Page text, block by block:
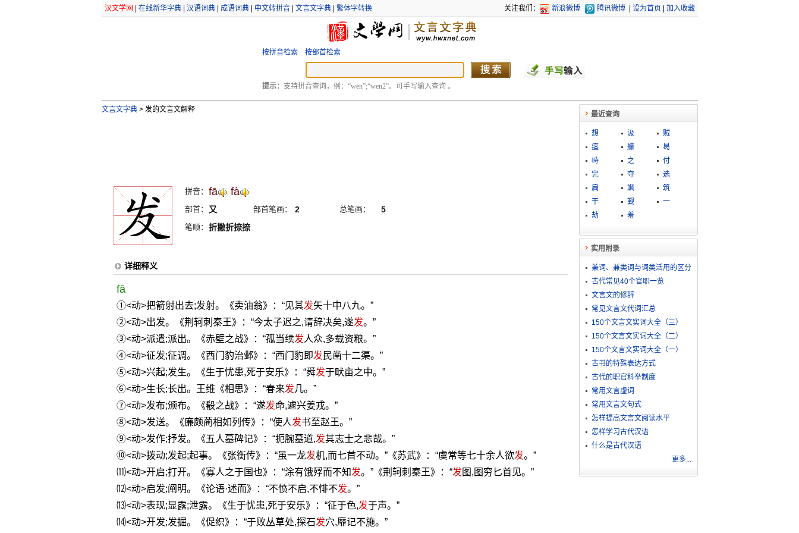
汉文学网 在线新华字典| 汉语词典| 成语词典| 中文转拼音| 文言文字典| 繁体字转换 关注我们： 新浪微博 腾讯微博 设为首页 加入收藏
按拼音检索 按部首检索
提示： 支持拼音查询，例：“wen”;“wen2”。可手写输入查询 。
文言文字典 >发的文言文解释
拼音： fā fà
部首： 又 部首笔画： 2 总笔画： 5
笔顺： 折撇折捺捺
详细释义
fā
①<动>把箭射出去;发射。《卖油翁》：“见其发矢十中八九。”
②<动>出发。《荆轲刺秦王》：“今太子迟之,请辞决矣,遂发。”
③<动>派遣;派出。《赤壁之战》：“孤当续发人众,多载资粮。”
④<动>征发;征调。《西门豹治邺》：“西门豹即发 民凿十二渠。”
⑤<动>兴起;发生。《生于忧患,死于安乐》：“舜发于畎亩之中。”
⑥<动>生长;长出。王维《相思》：“春来发几。”
⑦<动>发布;颁布。《殽之战》：“遂发命,遽兴姜戎。”
⑧<动>发送。《廉颇蔺相如列传》：“使人发书至赵王。”
⑨<动>发作;抒发。《五人墓碑记》：“扼腕墓道,发其志士之悲哉。”
⑩<动>拨动;发起;起事。《张衡传》：“虽一龙发机,而七首不动。”《苏武》：“虞常等七十余人欲发。”
⑾<动>开启;打开。《寡人之于国也》：“涂有饿殍而不知发。”《荆轲刺秦王》：“发 图,图穷匕首见。”
⑿<动>启发;阐明。《论语·述而》：“不愤不启,不悱不发。”
⒀<动>表现;显露;泄露。《生于忧患,死于安乐》：“征于色,发于声。”
⒁<动>开发;发掘。《促织》：“于败丛草处,探石发穴,靡记不施。”
最近查询
想 汲
贼
瘗
艨
曷
峙
之
付
完
夺
选
扃
飒
筑
干
觐
一
劫
羞
实用附录
兼词、兼类词与词类活用的区分
古代常见40个官职一览
文言文的修辞
常见文言文代词汇总
150个文言文实词大全（三）
150个文言文实词大全（二）
150个文言文实词大全（一）
古书的特殊表达方式
古代的职官科举制度
常用文言虚词
常用文言文句式
怎样提高文言文阅读水平
怎样学习古代汉语
什么是古代汉语
更多...